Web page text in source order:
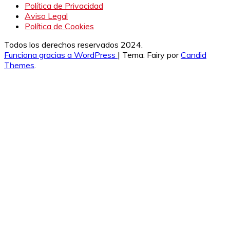
Política de Privacidad
Aviso Legal
Política de Cookies
Todos los derechos reservados 2024.
Funciona gracias a WordPress | Tema: Fairy porCandid
Themes.